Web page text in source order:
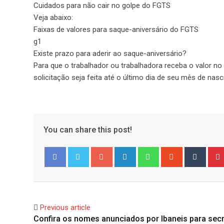
Cuidados para não cair no golpe do FGTS
Veja abaixo:
Faixas de valores para saque-aniversário do FGTS
g1
Existe prazo para aderir ao saque-aniversário?
Para que o trabalhador ou trabalhadora receba o valor
solicitação seja feita até o último dia de seu mês de
You can share this post!
Google+ LinkedIn Whatsapp
Previous article
Confira os nomes anunciados por Ibaneis para